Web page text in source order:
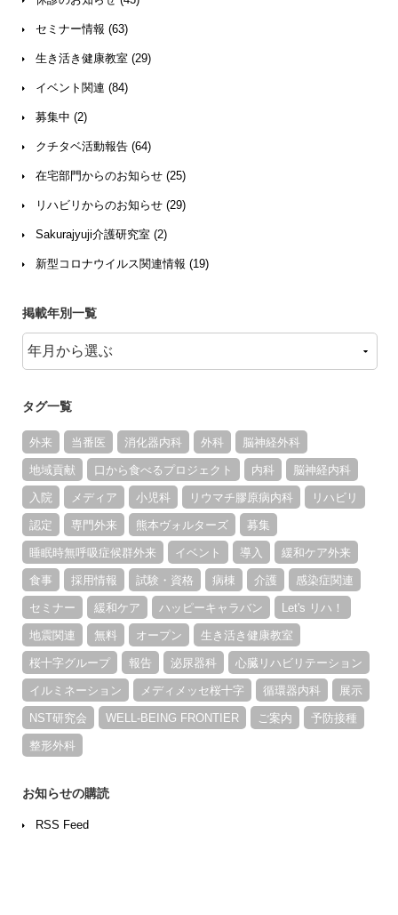
セミナー情報 (63)
生き活き健康教室 (29)
イベント関連 (84)
募集中 (2)
クチタベ活動報告 (64)
在宅部門からのお知らせ (25)
リハビリからのお知らせ (29)
Sakurajyuji介護研究室 (2)
新型コロナウイルス関連情報 (19)
掲載年別一覧
タグ一覧
外来 当番医 消化器内科 外科 脳神経外科
地域貢献 口から食べるプロジェクト 内科 脳神経内科
入院 メディア 小児科 リウマチ膠原病内科 リハビリ
認定 専門外来 熊本ヴォルターズ 募集
睡眠時無呼吸症候群外来 イベント 導入 緩和ケア外来
食事 採用情報 試験・資格 病棟 介護 感染症関連
セミナー 緩和ケア ハッピーキャラバン Let's リハ！
地震関連 無料 オープン 生き活き健康教室
桜十字グループ 報告 泌尿器科 心臓リハビリテーション
イルミネーション メディメッセ桜十字 循環器内科 展示
NST研究会 WELL-BEING FRONTIER ご案内 予防接種
整形外科
お知らせの購読
RSS Feed